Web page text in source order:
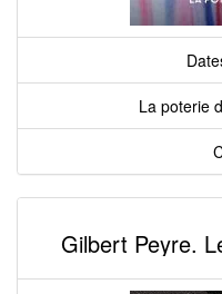
La poterie
Gilbert Peyre.